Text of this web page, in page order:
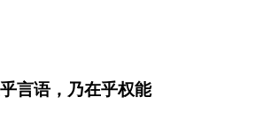
言语，乃在乎权能